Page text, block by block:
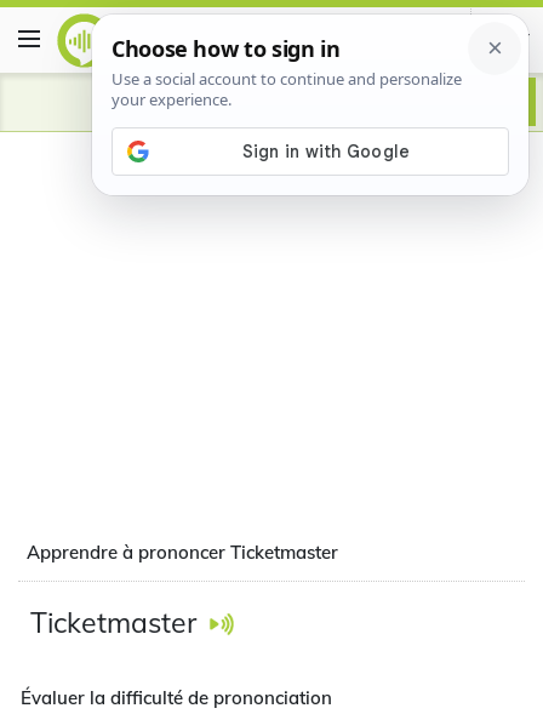
Apprendre à prononcer Ticketmaster
Ticketmaster
Évaluer la difficulté de prononciation